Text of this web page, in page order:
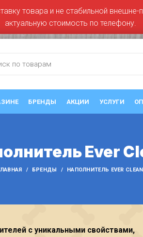
БРЕНДЫ АКЦИИ УСЛУГИ
Ever
БРЕНДЫ НАПОЛНИТЕЛЬ EVER CLEAN
с уникальными свойствами,
товара и не стабильной внешне-
актуальную стоимость по телефону.